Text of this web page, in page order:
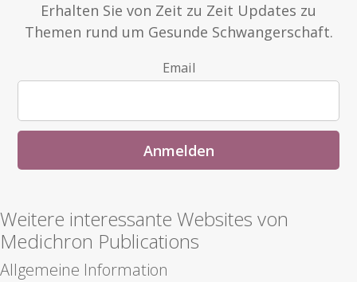
Erhalten Sie von Zeit zu Zeit Updates zu
Themen rund um Gesunde Schwangerschaft.
Email
Weitere interessante Websites von
Medichron Publications
Allgemeine Information